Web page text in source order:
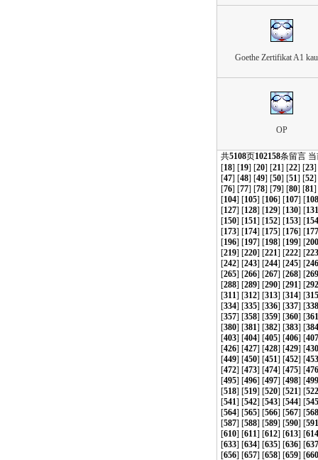
Goethe Zertifikat A1
OP
共5108页102158条留言
[18] [19] [20] [21] [22] [23]
[47] [48] [49] [50] [51] [52]
[76] [77] [78] [79] [80] [81]
[104] [105] [106] [107] [108
[127] [128] [129] [130] [131
[150] [151] [152] [153] [154
[173] [174] [175] [176] [177
[196] [197] [198] [199] [200
[219] [220] [221] [222] [223
[242] [243] [244] [245] [246
[265] [266] [267] [268] [269
[288] [289] [290] [291] [292
[311] [312] [313] [314] [315
[334] [335] [336] [337] [338
[357] [358] [359] [360] [361
[380] [381] [382] [383] [384
[403] [404] [405] [406] [407
[426] [427] [428] [429] [430
[449] [450] [451] [452] [453
[472] [473] [474] [475] [476
[495] [496] [497] [498] [499
[518] [519] [520] [521] [522
[541] [542] [543] [544] [545
[564] [565] [566] [567] [568
[587] [588] [589] [590] [591
[610] [611] [612] [613] [614
[633] [634] [635] [636] [637
[656] [657] [658] [659] [660